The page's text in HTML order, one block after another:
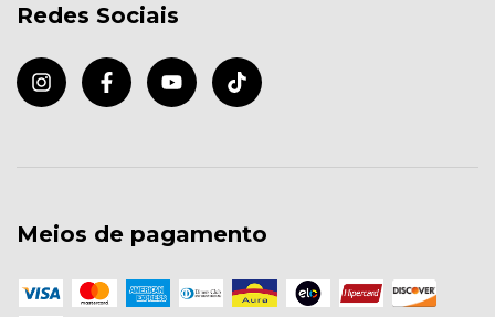
Redes Sociais
Meios de pagamento